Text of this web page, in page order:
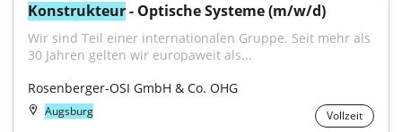
Konstrukteur - Optische Systeme (m/w/d)
Wir sind Teil einer internationalen Gruppe. Seit mehr als
30 Jahren gelten wir europaweit als...
Rosenberger-OSI GmbH & Co. OHG
Augsburg Vollzeit